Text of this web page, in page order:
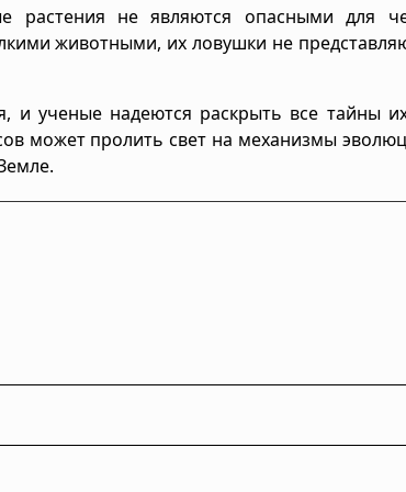
растения не являются опасными для
животными, их ловушки не
и ученые надеются раскрыть все тайны
может пролить свет на механизмы